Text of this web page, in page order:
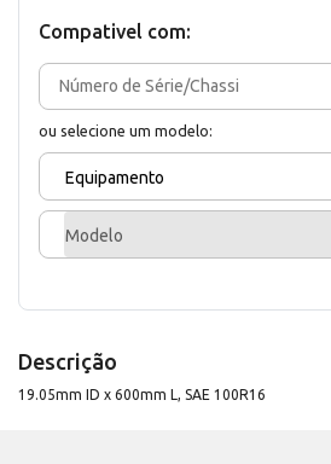
Compativel com:
ou selecione um modelo:
Equipamento
Modelo
Descrição
19.05mm ID x 600mm L, SAE 100R16